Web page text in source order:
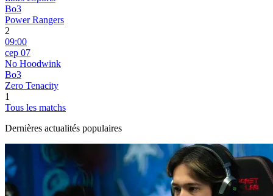
Bo3
Power Rangers
2
09:00
сер 07
No Hoodwink
Bo3
Zero Tenacity
1
Tous les matchs
Dernières actualités populaires